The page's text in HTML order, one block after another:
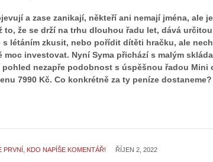
a zase zanikají, někteří ani nemají jména, ale
to, že se drží na trhu dlouhou řadu let, dává určitou
s létáním zkusit, nebo pořídit dítěti hračku, ale
investovat. Nyní Syma přichází s malým
pohled nezapře podobnost s úspěšnou řadou Mini
7990 Kč. Co konkrétně za ty peníze dostaneme?
PRVNÍ, KDO NAPÍŠE KOMENTÁŘ! ŘÍJEN 2, 2022